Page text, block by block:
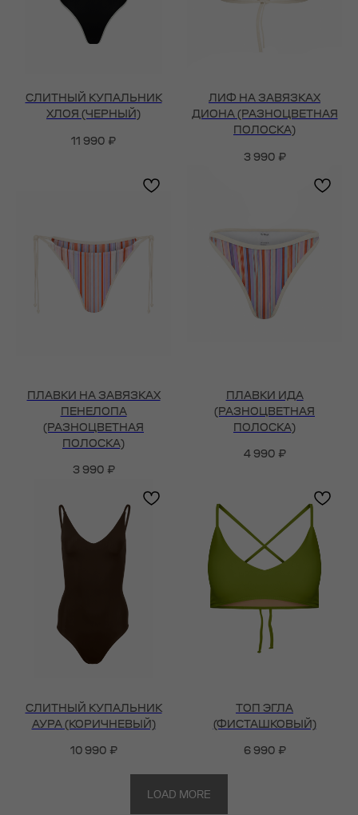
СЛИТНЫЙ КУПАЛЬНИК
ХЛОЯ (ЧЕРНЫЙ)
11 990 ₽
ЛИФ НА ЗАВЯЗКАХ
ДИОНА (РАЗНОЦВЕТНАЯ
ПОЛОСКА)
3 990 ₽
ПЛАВКИ НА ЗАВЯЗКАХ
ПЕНЕЛОПА
(РАЗНОЦВЕТНАЯ
ПОЛОСКА)
3 990 ₽
ПЛАВКИ ИДА
(РАЗНОЦВЕТНАЯ
ПОЛОСКА)
4 990 ₽
СЛИТНЫЙ КУПАЛЬНИК
АУРА (КОРИЧНЕВЫЙ)
10 990 ₽
ТОП ЭГЛА
(ФИСТАШКОВЫЙ)
6 990 ₽
LOAD MORE